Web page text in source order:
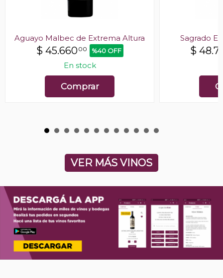
Aguayo Malbec de Extrema Altura
$ 45.66000 %40 OFF
En stock
Comprar
Sagrado
$
VER MÁS VINOS